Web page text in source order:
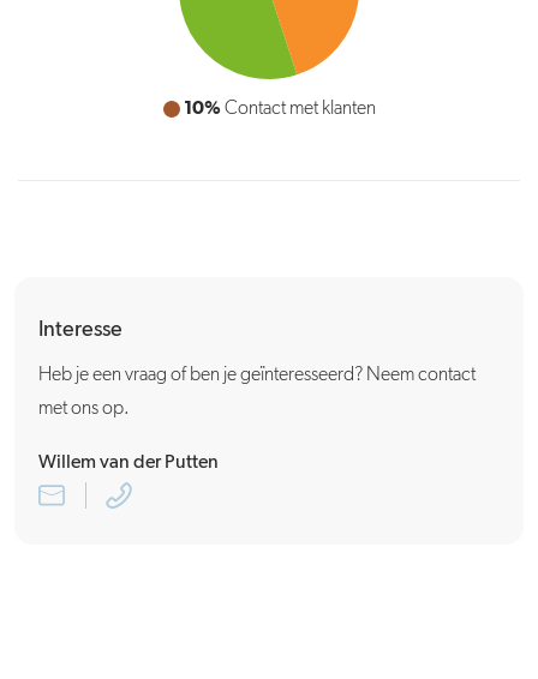
10% Contact met klanten
10%Overleg met collega's
Interesse
Heb je een vraag of ben je geïnteresseerd? Neem contact
met ons op.
Willem van der Putten